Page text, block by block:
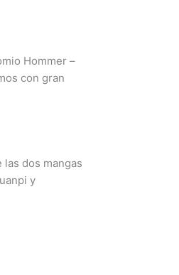
Hommer –
con gran
dos mangas
y